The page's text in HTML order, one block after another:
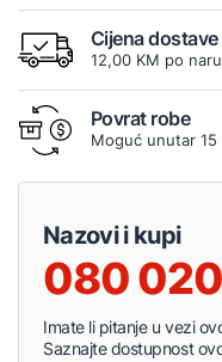
Cijena dostave
12,00 KM po
Povrat robe
Moguć unutar 15
Nazovi i kupi
080
Imate li pitanje u vezi
Saznajte dostupnost